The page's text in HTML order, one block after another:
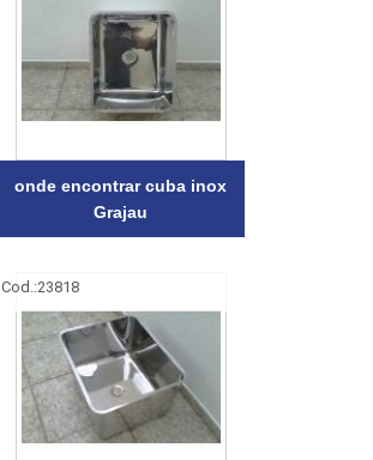
onde encontrar cuba inox
Grajau
Cod.:23818